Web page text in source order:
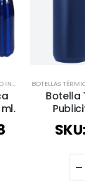
TIEMPO LIBRE /
BOTELLAS
Botella